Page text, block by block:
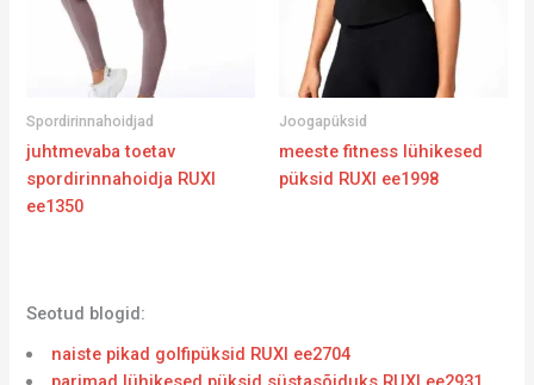
Spordirinnahoidjad
juhtmevaba toetav
spordirinnahoidja RUXI
ee1350
Joogapüksid
meeste fitness lühikesed
püksid RUXI ee1998
Seotud blogid:
naiste pikad golfipüksid RUXI ee2704